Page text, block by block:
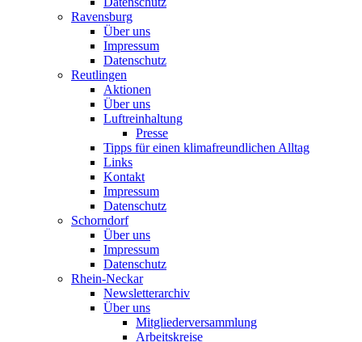
Ravensburg
Über uns
Impressum
Datenschutz
Reutlingen
Aktionen
Über uns
Luftreinhaltung
Presse
Tipps für einen klimafreundlichen Alltag
Links
Kontakt
Impressum
Datenschutz
Schorndorf
Über uns
Impressum
Datenschutz
Rhein-Neckar
Newsletterarchiv
Über uns
Mitgliederversammlung
Arbeitskreise